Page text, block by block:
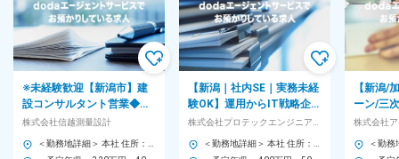
※未経験歓迎【新潟市】建
設コンサルタント営業◆泊
りがけの出張なし／転勤な
し・土日祝休み・残業ほぼ
なし
株式会社信越測量設計
【新潟｜社内SE｜実務未経
験OK】運用からIT戦略企画
へチャレンジ！年休124日
｜平均残業10時間
【新潟/
ーン/三
術に携
110日
株式会社